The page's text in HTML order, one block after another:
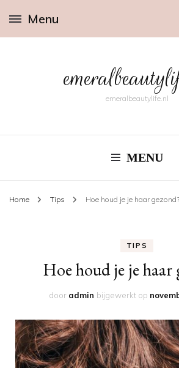
Menu
emeralbeautylife.nl
MENU
Home Tips Hoe houd je je haar gezond?
TIPS
Hoe houd je je haar
door admin bijgewerkt op